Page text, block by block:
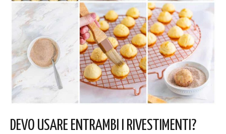
DEVO USARE ENTRAMBI I RIVESTIMENTI?